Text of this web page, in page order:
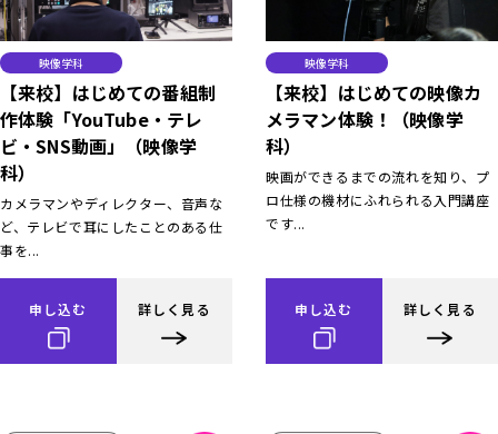
映像学科
【来校】はじめての番組制
作体験「YouTube・テレ
ビ・SNS動画」（映像学
科）
カメラマンやディレクター、音声な
ど、テレビで耳にしたことのある仕
事を...
申し込む 詳しく見る
映像学科
【来校】はじめての映像カ
メラマン体験！（映像学
科）
映画ができるまでの流れを知り、プ
ロ仕様の機材にふれられる入門講座
です...
申し込む 詳しく見る